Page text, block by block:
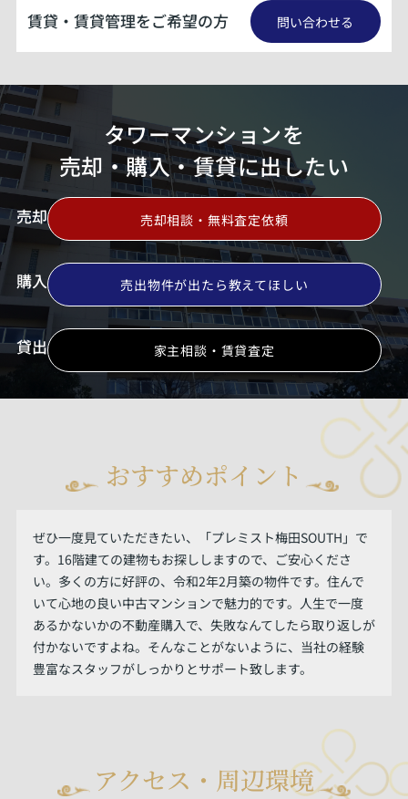
賃貸・賃貸管理をご希望の方 問い合わせる
タワーマンションを
売却・購入・賃貸に出したい
売却 売却相談・無料査定依頼
購入 売出物件が出たら教えてほしい
貸出 家主相談・賃貸査定
おすすめポイント
ぜひ一度見ていただきたい、「プレミスト梅田SOUTH」で
す。16階建ての建物もお探ししますので、ご安心くださ
い。多くの方に好評の、令和2年2月築の物件です。住んで
いて心地の良い中古マンションで魅力的です。人生で一度
あるかないかの不動産購入で、失敗なんてしたら取り返しが
付かないですよね。そんなことがないように、当社の経験
豊富なスタッフがしっかりとサポート致します。
アクセス・周辺環境